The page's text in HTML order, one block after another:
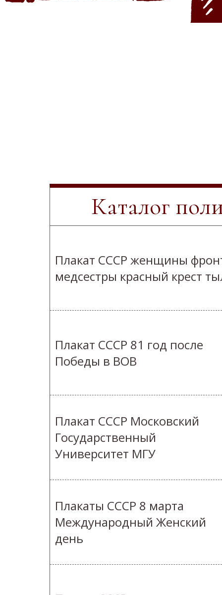
Каталог
Плакат СССР женщины
медсестры красный крест
Плакат СССР 81 год после
Победы в ВОВ
Плакат СССР Московский
Государственный
Университет МГУ
Плакаты СССР 8 марта
Международный Женский
день